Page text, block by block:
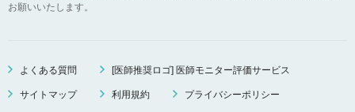
お願いいたします。
よくある質問 [医師推奨ロゴ] 医師モニター評価サービス
サイトマップ 利用規約 プライバシーポリシー